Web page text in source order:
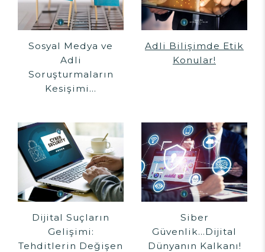
Sosyal Medya ve
Adli
Soruşturmaların
Kesişimi...
Adli Bilişimde Etik
Konular!
Dijital Suçların
Gelişimi:
Tehditlerin Değişen
Siber
Güvenlik...Dijital
Dünyanın Kalkanı!